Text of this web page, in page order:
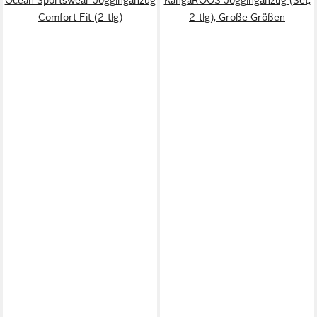
Comfort Fit (2-tlg)
2-tlg), Große Größen